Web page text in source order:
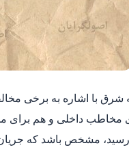
شرق با اشاره به برخی
مخاطب داخلی و هم برای
مشخص باشد که جریان